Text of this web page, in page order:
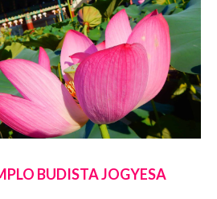
BUDISTA JOGYESA